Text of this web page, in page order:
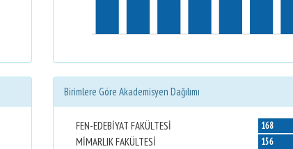
Birimlere Göre Akademisyen Dağılımı
FEN-EDEBİYAT FAKÜLTESİ
MİMARLIK FAKÜLTESİ
168
156